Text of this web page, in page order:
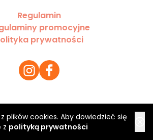
plików cookies. Aby dowiedzieć się
z polityką prywatności
Regulamin
promocyjne
prywatności